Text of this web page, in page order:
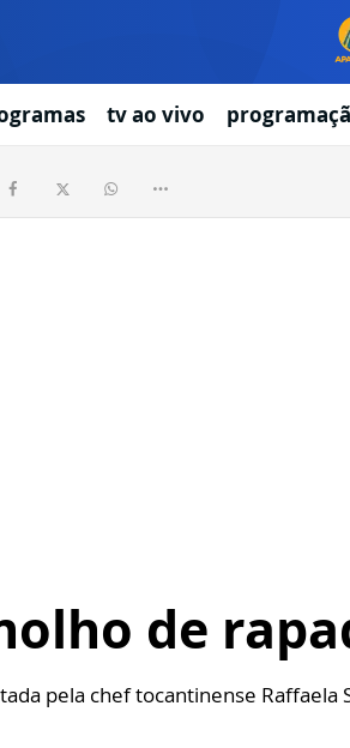
tv ao vivo
de
pela chef tocantinense Raffaela